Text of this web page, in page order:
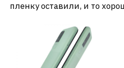
пленку оставили, и то